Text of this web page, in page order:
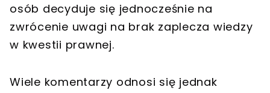
osób decyduje się jednocześnie na
zwrócenie uwagi na brak zaplecza wiedzy
w kwestii prawnej.
Wiele komentarzy odnosi się jednak